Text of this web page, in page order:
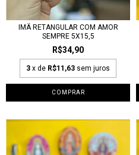
IMÃ RETANGULAR COM AMOR
SEMPRE 5X15,5
R$34,90
3 x de R$11,63 sem juros